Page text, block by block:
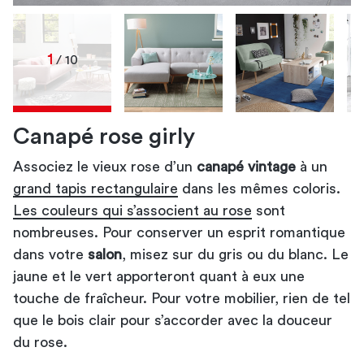
1 / 10
Canapé rose girly
Associez le vieux rose d’un canapé vintage à un
grand tapis rectangulaire dans les mêmes coloris.
Les couleurs qui s’associent au rose sont
nombreuses. Pour conserver un esprit romantique
dans votre salon, misez sur du gris ou du blanc. Le
jaune et le vert apporteront quant à eux une
touche de fraîcheur. Pour votre mobilier, rien de tel
que le bois clair pour s’accorder avec la douceur
du rose.
canapé d’angle design
lampadaire en bois clair
décoration du salon
coussins
scandinaves
canapé design sans accoudoirs
canapé design en cuir
salon design
Canapé design
astuce pour ranger sa maison
canapé design gris
Pour une déco rétro
idées déco
canapé design à piétement en bois
clair
décoration
murale du salon
Pour une décoration moderne
déco de salon
moderne
canapé design
salon moderne
Les couleurs à associer au gris perle
canapé design
idée déco de salon
décoration
pour un salon bleuté par petites touches